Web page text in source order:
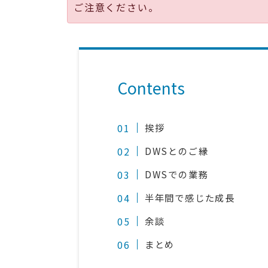
ご注意ください。
Contents
挨拶
DWSとのご縁
DWSでの業務
半年間で感じた成長
余談
まとめ